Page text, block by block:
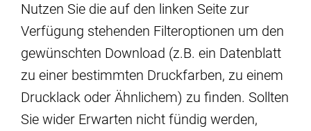
Nutzen Sie die auf den linken Seite zur
Verfügung stehenden Filteroptionen um den
gewünschten Download (z.B. ein Datenblatt
zu einer bestimmten Druckfarben, zu einem
Drucklack oder Ähnlichem) zu finden. Sollten
Sie wider Erwarten nicht fündig werden,